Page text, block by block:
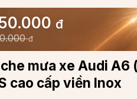
đ
đ
mưa xe Audi A6
cao cấp viền Inox